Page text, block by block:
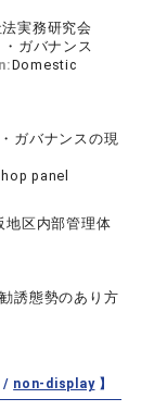
法実務研究会
ガバナンス
Domestic
ガバナンスの現
panel
地区内部管理体
誘態勢のあり方
/ non-display】